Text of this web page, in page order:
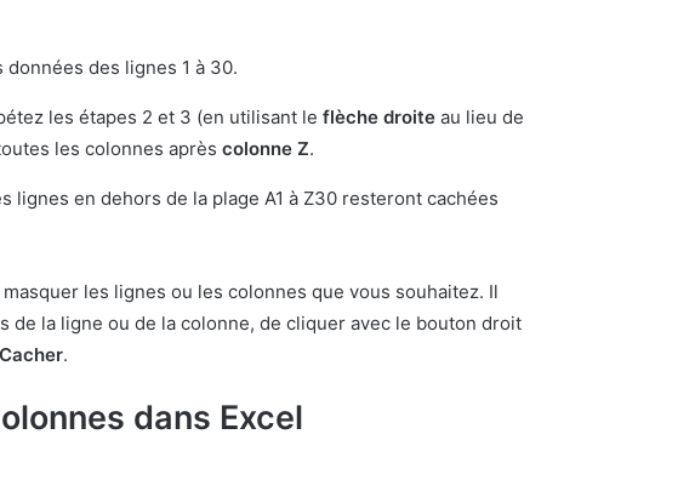
des lignes 1 à 30.
les étapes 2 et 3 (en utilisant le flèche droite au lieu de
les colonnes après colonne Z.
lignes en dehors de la plage A1 à Z30 resteront cachées
les lignes ou les colonnes que vous souhaitez. Il
la ligne ou de la colonne, de cliquer avec le bouton droit
Cacher.
dans Excel